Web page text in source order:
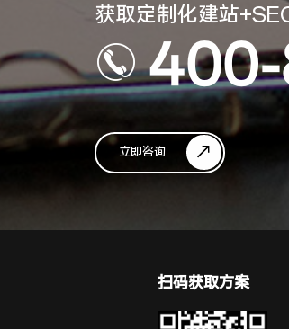
获取定制化建站
立即咨询
扫码获取方案